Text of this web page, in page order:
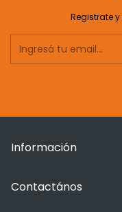
Registrate
Información
Contactános